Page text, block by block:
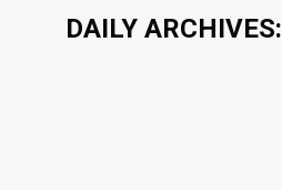
DAILY ARCHIVES: